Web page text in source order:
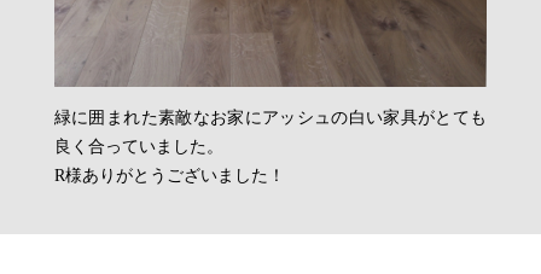
緑に囲まれた素敵なお家にアッシュの白い家具がとても
良く合っていました。
R様ありがとうございました！